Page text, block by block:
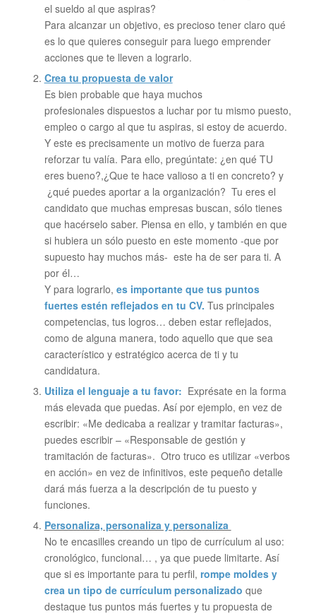
el sueldo al que aspiras?
Para alcanzar un objetivo, es precioso tener claro qué
es lo que quieres conseguir para luego emprender
acciones que te lleven a lograrlo.
Crea tu propuesta de valor
Es bien probable que haya muchos
profesionales dispuestos a luchar por tu mismo puesto,
empleo o cargo al que tu aspiras, si estoy de acuerdo.
Y este es precisamente un motivo de fuerza para
reforzar tu valía. Para ello, pregúntate: ¿en qué TU
eres bueno?,¿Que te hace valioso a ti en concreto? y
¿qué puedes aportar a la organización? Tu eres el
candidato que muchas empresas buscan, sólo tienes
que hacérselo saber. Piensa en ello, y también en que
si hubiera un sólo puesto en este momento -que por
supuesto hay muchos más- este ha de ser para ti. A
por él…
Y para lograrlo, es importante que tus puntos
fuertes estén reflejados en tu CV. Tus principales
competencias, tus logros… deben estar reflejados,
como de alguna manera, todo aquello que que sea
característico y estratégico acerca de ti y tu
candidatura.
Utiliza el lenguaje a tu favor: Exprésate en la forma
más elevada que puedas. Así por ejemplo, en vez de
escribir: «Me dedicaba a realizar y tramitar facturas»,
puedes escribir – «Responsable de gestión y
tramitación de facturas». Otro truco es utilizar «verbos
en acción» en vez de infinitivos, este pequeño detalle
dará más fuerza a la descripción de tu puesto y
funciones.
Personaliza, personaliza y personaliza
No te encasilles creando un tipo de currículum al uso:
cronológico, funcional… , ya que puede limitarte. Así
que si es importante para tu perfil, rompe moldes y
crea un tipo de currículum personalizado que
destaque tus puntos más fuertes y tu propuesta de